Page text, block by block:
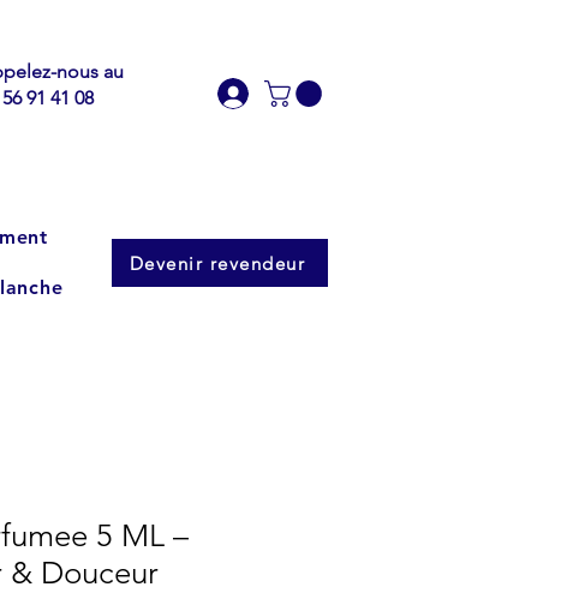
nous au
91 41 08
Devenir revendeur
5 ML –
& Douceur